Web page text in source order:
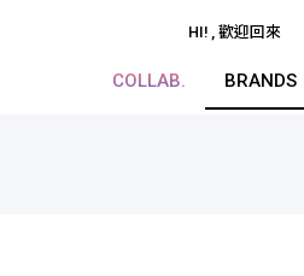
HI! , 歡迎回來
COLLAB. BRANDS